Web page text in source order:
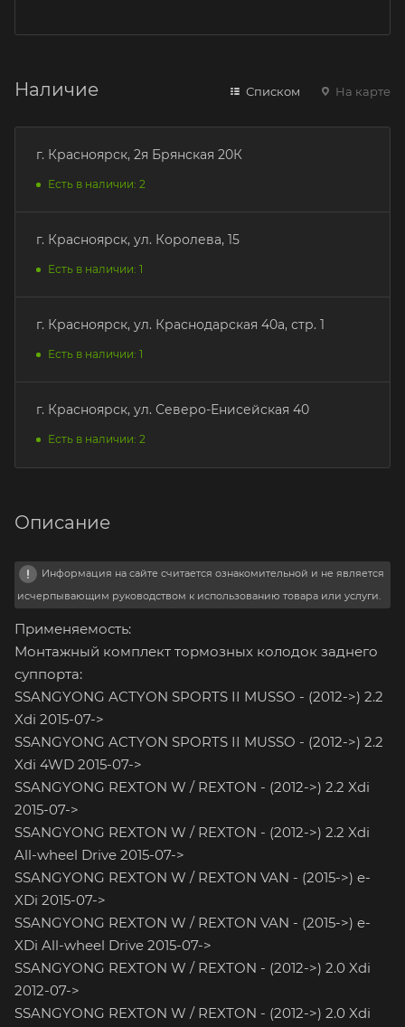
Наличие Списком На карте
г. Красноярск, 2я Брянская 20К
Есть в наличии: 2
г. Красноярск, ул. Королева, 15
Есть в наличии: 1
г. Красноярск, ул. Краснодарская 40а, стр. 1
Есть в наличии: 1
г. Красноярск, ул. Северо-Енисейская 40
Есть в наличии: 2
Описание
Информация на сайте считается ознакомительной и не является
исчерпывающим руководством к использованию товара или услуги.
Применяемость:
Монтажный комплект тормозных колодок заднего
суппорта:
SSANGYONG ACTYON SPORTS II MUSSO - (2012->) 2.2
Xdi 2015-07->
SSANGYONG ACTYON SPORTS II MUSSO - (2012->) 2.2
Xdi 4WD 2015-07->
SSANGYONG REXTON W / REXTON - (2012->) 2.2 Xdi
2015-07->
SSANGYONG REXTON W / REXTON - (2012->) 2.2 Xdi
All-wheel Drive 2015-07->
SSANGYONG REXTON W / REXTON VAN - (2015->) e-
XDi 2015-07->
SSANGYONG REXTON W / REXTON VAN - (2015->) e-
XDi All-wheel Drive 2015-07->
SSANGYONG REXTON W / REXTON - (2012->) 2.0 Xdi
2012-07->
SSANGYONG REXTON W / REXTON - (2012->) 2.0 Xdi